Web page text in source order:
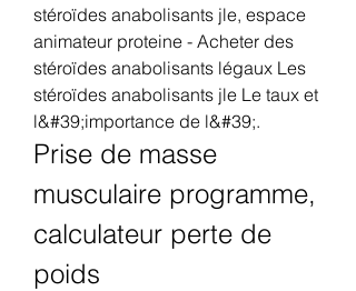
stéroïdes anabolisants jle, espace
animateur proteine - Acheter des
stéroïdes anabolisants légaux Les
stéroïdes anabolisants jle Le taux et
l&#39;importance de l&#39;.
Prise de masse
musculaire programme,
calculateur perte de
poids